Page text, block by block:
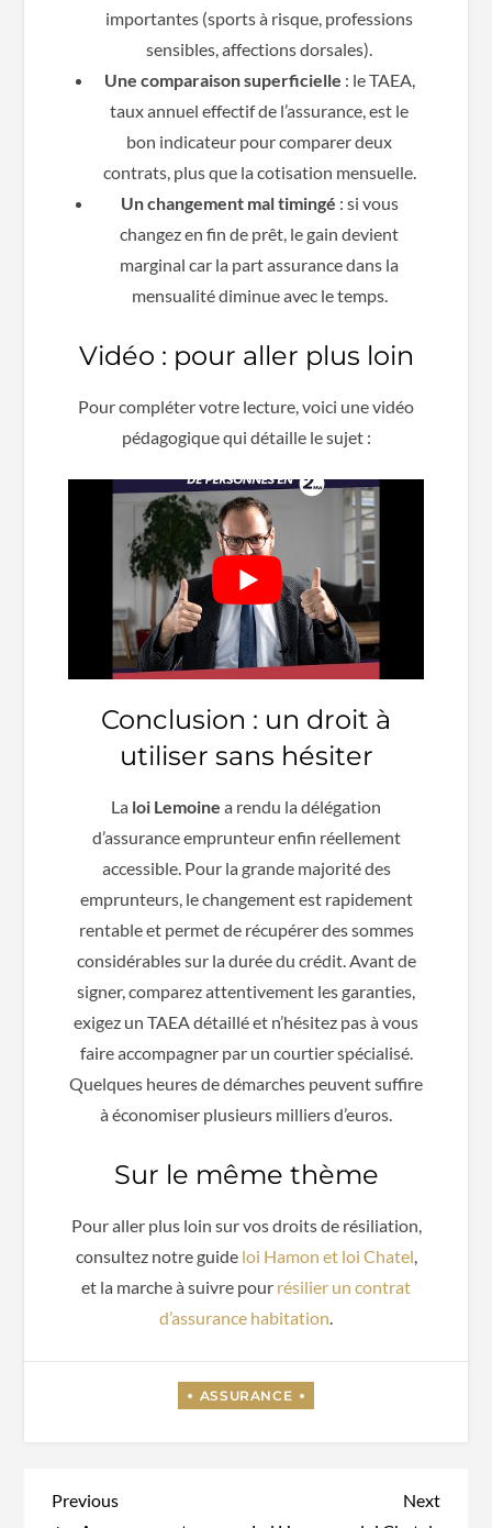
importantes (sports à risque, professions
sensibles, affections dorsales).
Une comparaison superficielle : le TAEA,
taux annuel effectif de l’assurance, est le
bon indicateur pour comparer deux
contrats, plus que la cotisation mensuelle.
Un changement mal timingé : si vous
changez en fin de prêt, le gain devient
marginal car la part assurance dans la
mensualité diminue avec le temps.
Vidéo : pour aller plus loin
Pour compléter votre lecture, voici une vidéo
pédagogique qui détaille le sujet :
Conclusion : un droit à
utiliser sans hésiter
La loi Lemoine a rendu la délégation
d’assurance emprunteur enfin réellement
accessible. Pour la grande majorité des
emprunteurs, le changement est rapidement
rentable et permet de récupérer des sommes
considérables sur la durée du crédit. Avant de
signer, comparez attentivement les garanties,
exigez un TAEA détaillé et n’hésitez pas à vous
faire accompagner par un courtier spécialisé.
Quelques heures de démarches peuvent suffire
à économiser plusieurs milliers d’euros.
Sur le même thème
Pour aller plus loin sur vos droits de résiliation,
consultez notre guide loi Hamon et loi Chatel
et la marche à suivre pour résilier un contrat
d’assurance habitation
Navigation
Previous
Previous
Next
Next